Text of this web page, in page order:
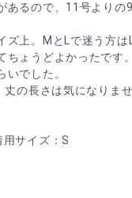
あるので、11号よりの
ズ上。MとLで迷う方は
ちょうどよかったです。
いでした。
の長さは気になりませ
サイズ：S